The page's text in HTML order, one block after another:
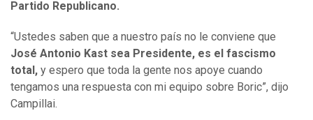
Partido Republicano.
“Ustedes saben que a nuestro país no le conviene que
José Antonio Kast sea Presidente, es el fascismo
total, y espero que toda la gente nos apoye cuando
tengamos una respuesta con mi equipo sobre Boric”, dijo
Campillai.